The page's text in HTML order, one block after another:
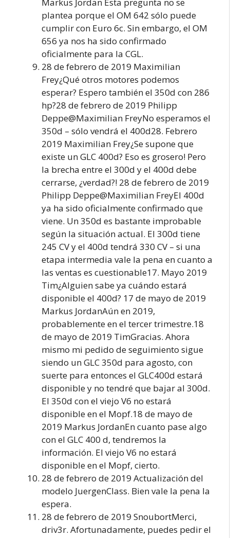
plantea porque el OM 642 sólo puede
cumplir con Euro 6c. Sin embargo, el OM
656 ya nos ha sido confirmado
oficialmente para la CGL.
28 de febrero de 2019 Maximilian
Frey¿Qué otros motores podemos
esperar? Espero también el 350d con 286
hp?28 de febrero de 2019 Philipp
Deppe@Maximilian FreyNo esperamos el
350d – sólo vendrá el 400d28. Febrero
2019 Maximilian Frey¿Se supone que
existe un GLC 400d? Eso es grosero! Pero
la brecha entre el 300d y el 400d debe
cerrarse, ¿verdad?! 28 de febrero de 2019
Philipp Deppe@Maximilian FreyEl 400d
ya ha sido oficialmente confirmado que
viene. Un 350d es bastante improbable
según la situación actual. El 300d tiene
245 CV y el 400d tendrá 330 CV – si una
etapa intermedia vale la pena en cuanto a
las ventas es cuestionable17. Mayo 2019
Tim¿Alguien sabe ya cuándo estará
disponible el 400d? 17 de mayo de 2019
Markus JordanAún en 2019,
probablemente en el tercer trimestre.18
de mayo de 2019 TimGracias. Ahora
mismo mi pedido de seguimiento sigue
siendo un GLC 350d para agosto, con
suerte para entonces el GLC400d estará
disponible y no tendré que bajar al 300d.
El 350d con el viejo V6 no estará
disponible en el Mopf.18 de mayo de
2019 Markus JordanEn cuanto pase algo
con el GLC 400 d, tendremos la
información. El viejo V6 no estará
disponible en el Mopf, cierto.
28 de febrero de 2019 Actualización del
modelo JuergenClass. Bien vale la pena la
espera.
28 de febrero de 2019 SnoubortMerci,
driv3r. Afortunadamente, puedes pedir el